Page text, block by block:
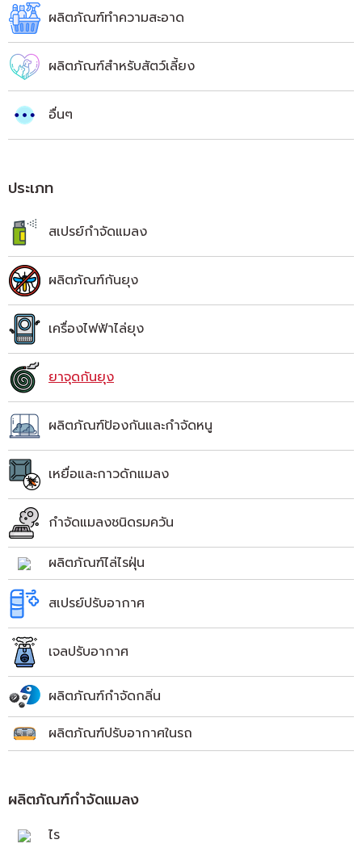
ผลิตภัณฑ์ทำความสะอาด
ผลิตภัณฑ์สำหรับสัตว์เลี้ยง
อื่นๆ
ประเภท
สเปรย์กำจัดแมลง
ผลิตภัณฑ์กันยุง
เครื่องไฟฟ้าไล่ยุง
ยาจุดกันยุง
ผลิตภัณฑ์ป้องกันและกำจัดหนู
เหยื่อและกาวดักแมลง
กำจัดแมลงชนิดรมควัน
ผลิตภัณฑ์ไล่ไรฝุ่น
สเปรย์ปรับอากาศ
เจลปรับอากาศ
ผลิตภัณฑ์กำจัดกลิ่น
ผลิตภัณฑ์ปรับอากาศในรถ
ผลิตภัณฑ์กำจัดแมลง
ไร